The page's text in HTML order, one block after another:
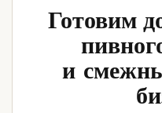
Готовим
и